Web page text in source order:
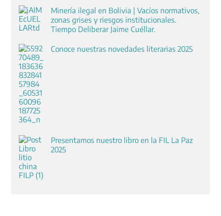
Minería ilegal en Bolivia | Vacíos normativos,
zonas grises y riesgos institucionales.
Tiempo Deliberar Jaime Cuéllar.
Conoce nuestras novedades literarias 2025
Presentamos nuestro libro en la FIL La Paz
2025